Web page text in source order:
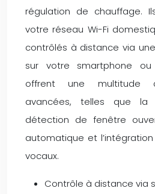
régulation de chauffage.
votre réseau Wi-Fi
contrôlés à distance via
sur votre smartphone
offrent une multitude
avancées, telles que la
détection de fenêtre
automatique et
vocaux.
Contrôle à distance via